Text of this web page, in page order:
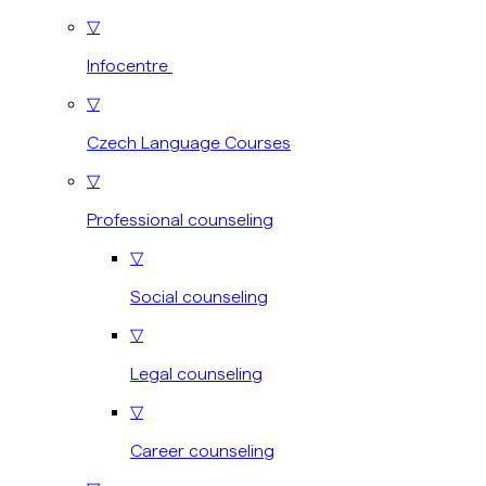
▽
Infocentre
▽
Czech Language Courses
▽
Professional counseling
▽
Social counseling
▽
Legal counseling
▽
Career counseling